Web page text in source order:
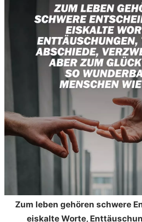
Zum leben gehören schwere
eiskalte Worte,